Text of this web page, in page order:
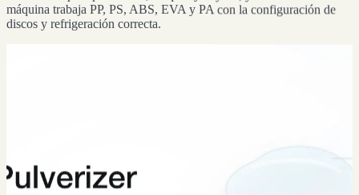
máquina trabaja PP, PS, ABS, EVA y PA con la configuración de
discos y refrigeración correcta.